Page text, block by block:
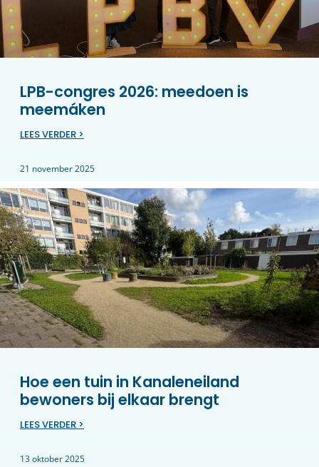
LPB-congres 2026: meedoen is
meemáken
LEES VERDER >
21 november 2025
Hoe een tuin in Kanaleneiland
bewoners bij elkaar brengt
LEES VERDER >
13 oktober 2025